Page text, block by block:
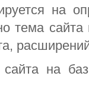
на
тема
на